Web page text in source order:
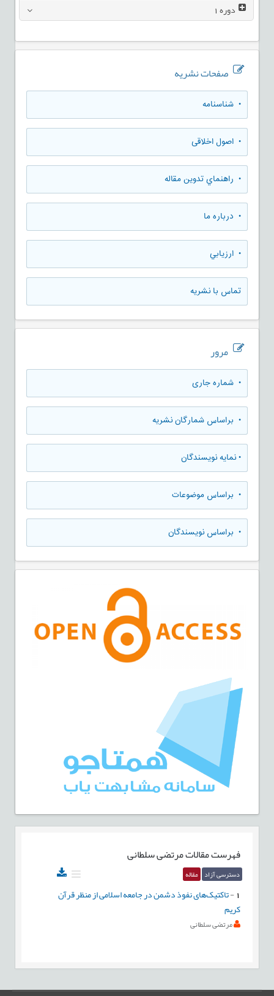
دوره1
صفحات نشریه
• شناسنامه
• اصول اخلاقی
• راهنماي تدوين مقاله
• درباره ما
• ارزيابي
تماس با نشریه
مرور
• شماره جاری
• براساس شمارگان نشریه
•نمایه نویسندگان
• براساس موضوعات
• براساس نویسندگان
فهرست مقالاتمرتضی سلطانی
دسترسی آزاد مقاله
-تاکتیک‌های نفوذ دشمن در جامعه اسلامی از منظر قرآن
کریم
مرتضی سلطانی